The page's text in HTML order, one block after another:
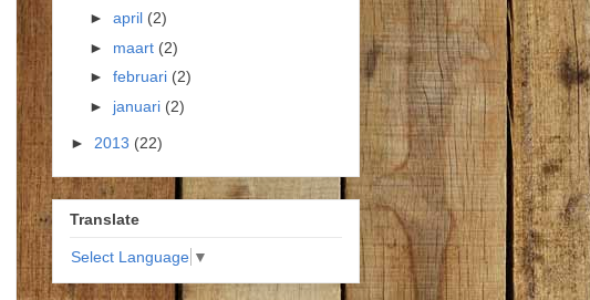
► april (2)
► maart (2)
► februari (2)
► januari (2)
► 2013 (22)
Translate
Select Language ▼